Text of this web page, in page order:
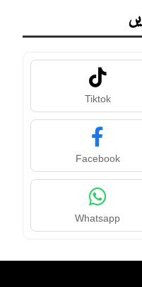
Tiktok
Facebook
Whatsapp